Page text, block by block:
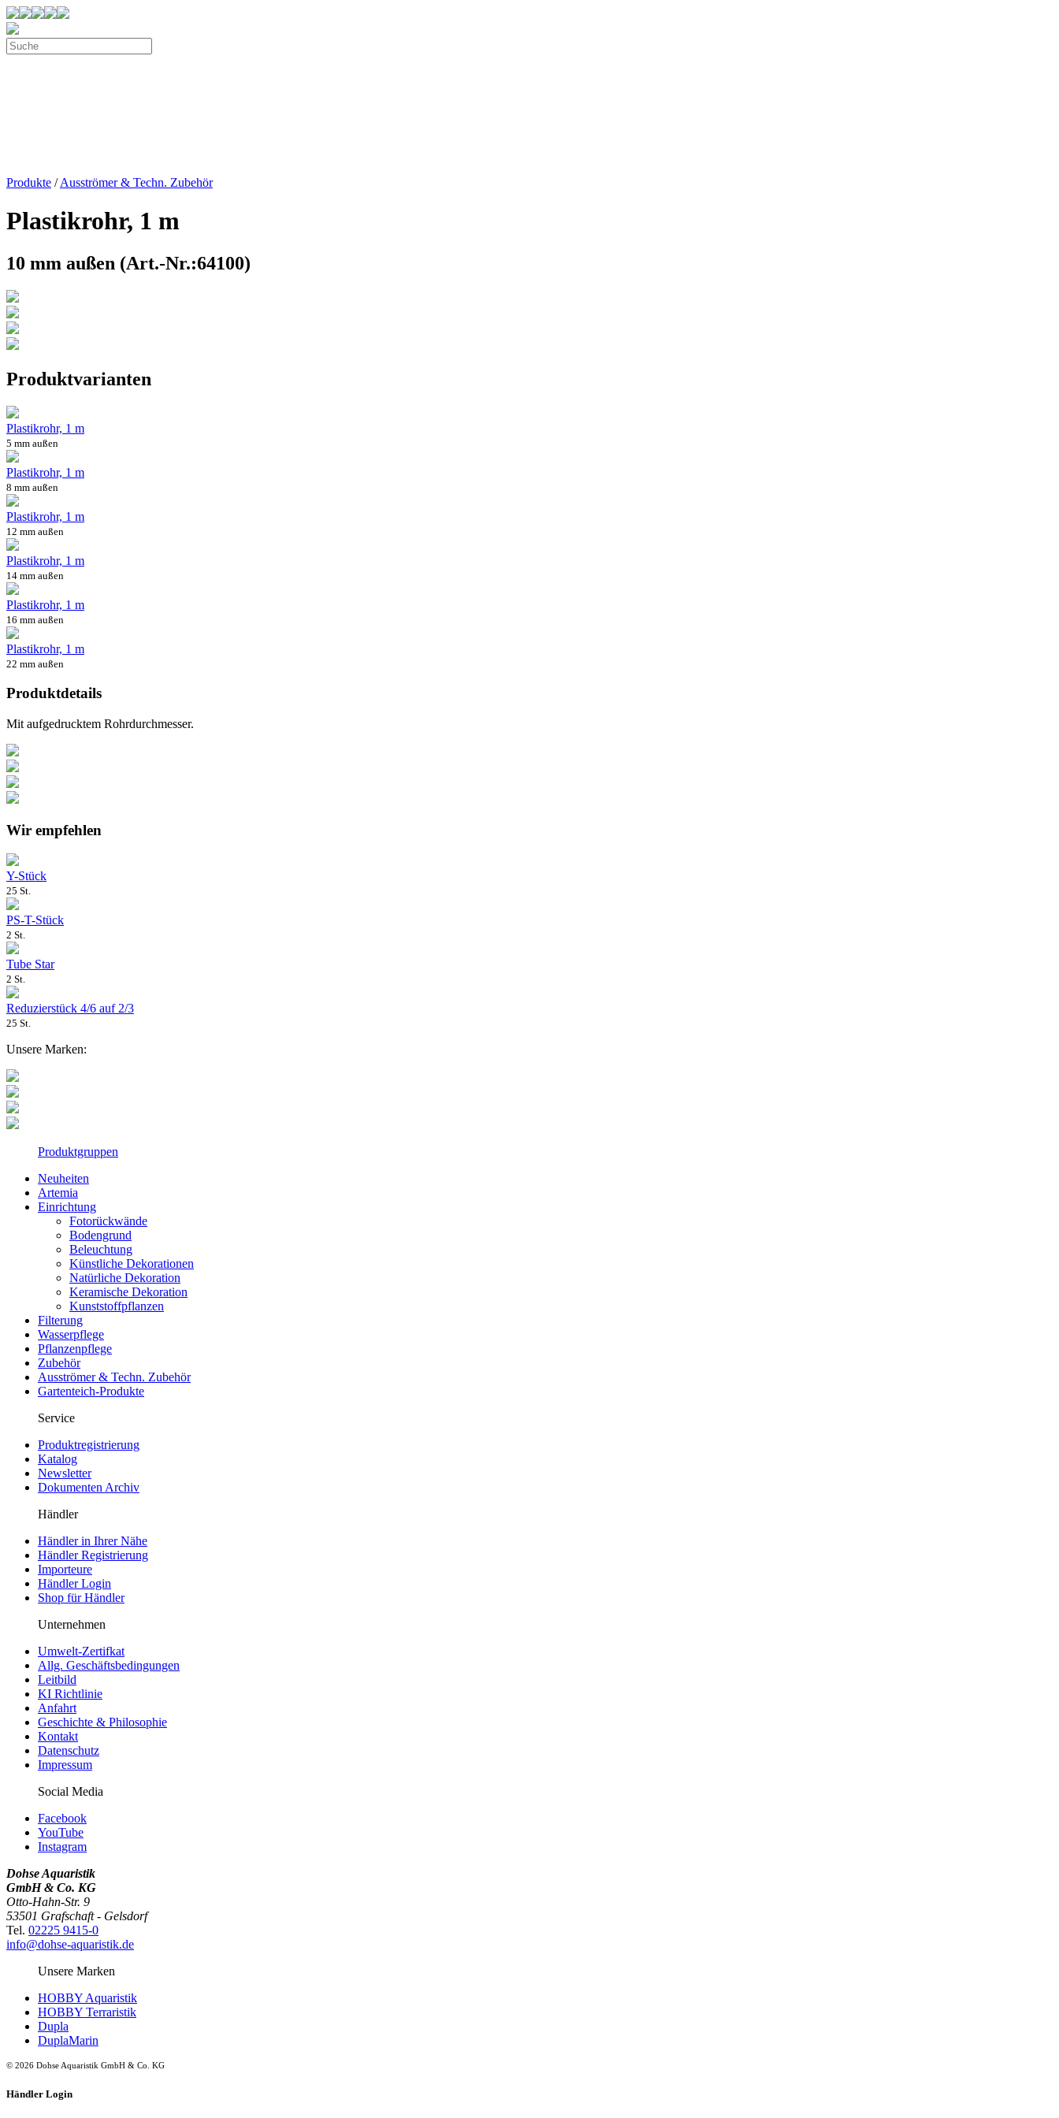
Produkte /Ausströmer & Techn. Zubehör
Plastikrohr, 1 m
10 mm außen (Art.-Nr.:64100)
Produktvarianten
Plastikrohr, 1 m
5 mm außen
Plastikrohr, 1 m
8 mm außen
Plastikrohr, 1 m
12 mm außen
Plastikrohr, 1 m
14 mm außen
Plastikrohr, 1 m
16 mm außen
Plastikrohr, 1 m
22 mm außen
Produktdetails
Mit aufgedrucktem Rohrdurchmesser.
Wir empfehlen
Y-Stück
25 St.
PS-T-Stück
2 St.
Tube Star
2 St.
Reduzierstück 4/6 auf 2/3
25 St.
Unsere Marken:
Produktgruppen
Neuheiten
Artemia
Einrichtung
Fotorückwände
Bodengrund
Beleuchtung
Künstliche Dekorationen
Natürliche Dekoration
Keramische Dekoration
Kunststoffpflanzen
Filterung
Wasserpflege
Pflanzenpflege
Zubehör
Ausströmer & Techn. Zubehör
Gartenteich-Produkte
Service
Produktregistrierung
Katalog
Newsletter
Dokumenten Archiv
Händler
Händler in Ihrer Nähe
Händler Registrierung
Importeure
Händler Login
Shop für Händler
Unternehmen
Umwelt-Zertifkat
Allg. Geschäftsbedingungen
Leitbild
KI Richtlinie
Anfahrt
Geschichte & Philosophie
Kontakt
Datenschutz
Impressum
Social Media
Facebook
YouTube
Instagram
Dohse Aquaristik
GmbH & Co. KG
Otto-Hahn-Str. 9
53501 Grafschaft - Gelsdorf
Tel. 02225 9415-0
info@dohse-aquaristik.de
Unsere Marken
HOBBY Aquaristik
HOBBY Terraristik
Dupla
DuplaMarin
© 2026 Dohse Aquaristik GmbH & Co. KG
Händler Login